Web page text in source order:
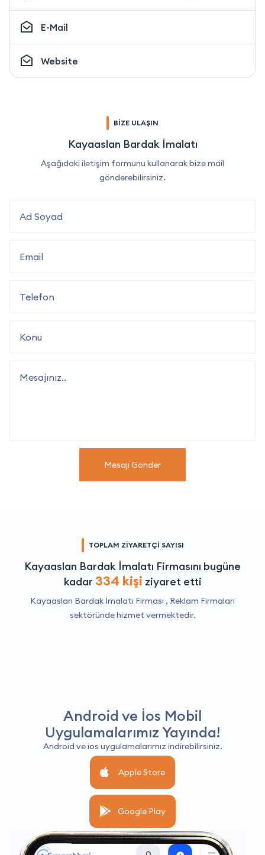
E-Mail
Website
BİZE ULAŞIN
Kayaaslan Bardak İmalatı
Aşağıdaki iletişim formunu kullanarak bize mail
gönderebilirsiniz.
Mesajı Gönder
TOPLAM ZİYARETÇİ SAYISI
Kayaaslan Bardak İmalatı Firmasını bugüne
kadar 334 kişi ziyaret etti
Kayaaslan Bardak İmalatı Firması , Reklam Firmaları
sektöründe hizmet vermektedir.
Android ve İos Mobil
Uygulamalarımız Yayında!
Android ve ios uygulamalarımız indirebilirsiniz.
Apple Store
Google Play